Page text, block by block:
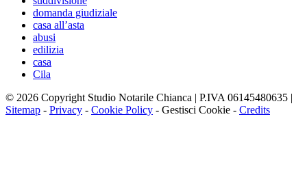
domanda giudiziale
casa all’asta
abusi
edilizia
casa
Cila
© 2026 Copyright Studio Notarile Chianca | P.IVA 06145480635 |
Sitemap - Privacy - Cookie Policy - Gestisci Cookie - Credits